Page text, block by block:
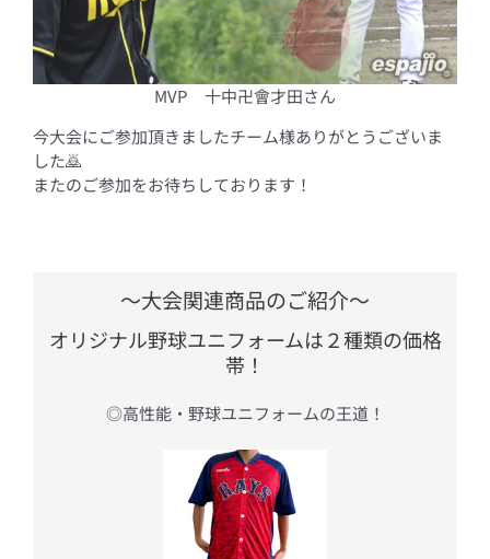
MVP 十中卍會才田さん
今大会にご参加頂きましたチーム様ありがとうございま
した🙇
またのご参加をお待ちしております！
～大会関連商品のご紹介～
オリジナル野球ユニフォームは２種類の価格
帯！
◎高性能・野球ユニフォームの王道！